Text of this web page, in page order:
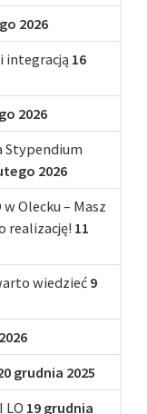
2026
integracją 16
2026
Stypendium
2026
Olecku – Masz
realizację! 11
wiedzieć 9
grudnia 2025
LO 19 grudnia